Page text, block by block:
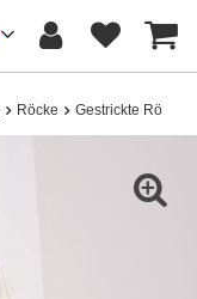
Röcke Gestrickte Röcke